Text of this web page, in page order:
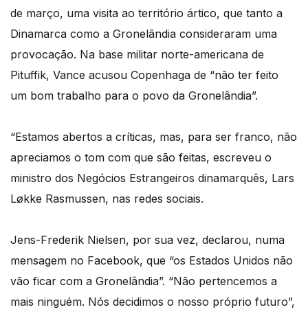
de março, uma visita ao território ártico, que tanto a
Dinamarca como a Gronelândia consideraram uma
provocação. Na base militar norte-americana de
Pituffik, Vance acusou Copenhaga de “não ter feito
um bom trabalho para o povo da Gronelândia”.
“Estamos abertos a críticas, mas, para ser franco, não
apreciamos o tom com que são feitas, escreveu o
ministro dos Negócios Estrangeiros dinamarquês, Lars
Løkke Rasmussen, nas redes sociais.
Jens-Frederik Nielsen, por sua vez, declarou, numa
mensagem no Facebook, que “os Estados Unidos não
vão ficar com a Gronelândia”. “Não pertencemos a
mais ninguém. Nós decidimos o nosso próprio futuro”,